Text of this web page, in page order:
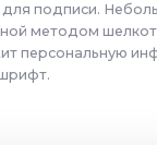
подписи.
методом
персональную